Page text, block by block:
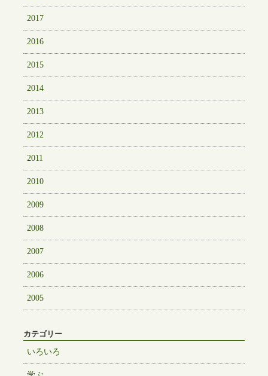
2017
2016
2015
2014
2013
2012
2011
2010
2009
2008
2007
2006
2005
カテゴリー
いろいろ